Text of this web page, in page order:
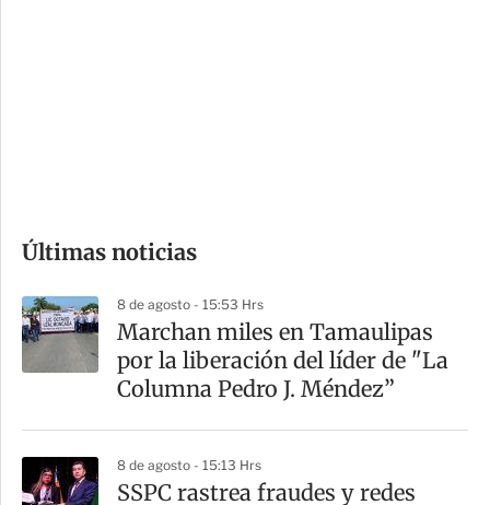
m
a
t
Últimas noticias
8 de agosto - 15:53 Hrs
Marchan miles en Tamaulipas
por la liberación del líder de "La
Columna Pedro J. Méndez”
8 de agosto - 15:13 Hrs
SSPC rastrea fraudes y redes